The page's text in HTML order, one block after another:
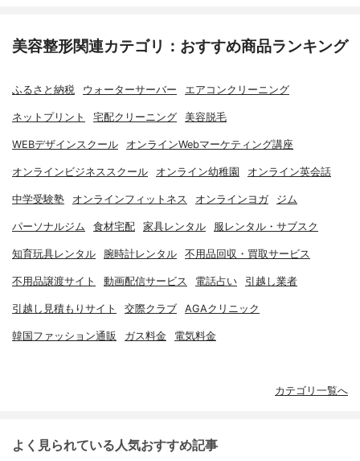
美容整形関連カテゴリ：おすすめ商品ランキング
ふるさと納税 ウォーターサーバー エアコンクリーニング
ネットプリント 宅配クリーニング 美容脱毛
WEBデザインスクール オンラインWebマーケティング講座
オンラインビジネススクール オンライン幼稚園 オンライン英会話
中学受験塾 オンラインフィットネス オンラインヨガ ジム
パーソナルジム 食材宅配 家具レンタル 服レンタル・サブスク
知育玩具レンタル 腕時計レンタル 不用品回収・買取サービス
不用品譲渡サイト 動画配信サービス 電話占い 引越し業者
引越し見積もりサイト 交際クラブ AGAクリニック
韓国ファッション通販 ガス料金 電気料金
カテゴリ一覧へ
よく見られている人気おすすめ記事